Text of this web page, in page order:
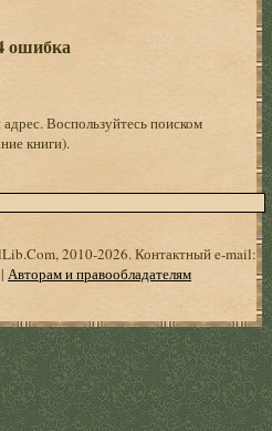
ошибка
Воспользуйтесь поиском
книги).
2010-2026. Контактный e-mail:
| Авторам и правообладателям